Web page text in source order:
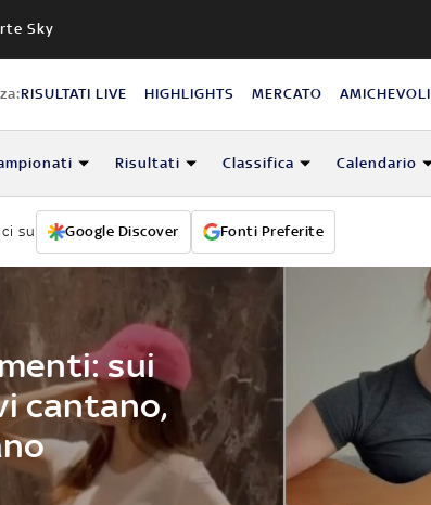
Sky
RISULTATI LIVE HIGHLIGHTS MERCATO AMICHEVOLI
Risultati Classifica Calendario
su Google Discover Fonti Preferite
sui
cantano,